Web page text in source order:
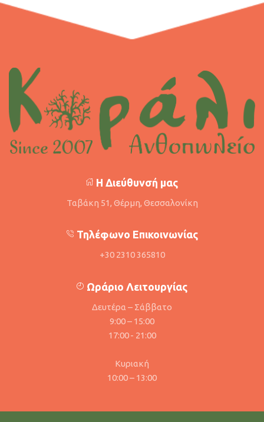
Η Διεύθυνσή μας
Ταβάκη 51, Θέρμη, Θεσσαλονίκη
Τηλέφωνο Επικοινωνίας
+30 2310 365810
Ωράριο Λειτουργίας
Δευτέρα – Σάββατο
9:00 – 15:00
17:00 - 21:00
Κυριακή
10:00 – 13:00